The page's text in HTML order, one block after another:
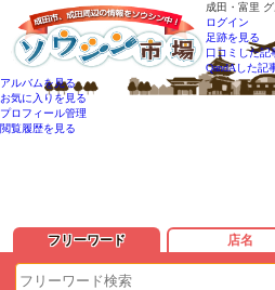
成田・富里
ログイン
足跡を見る
口コミした記
QandAした記
アルバムを見る
お気に入りを見る
プロフィール管理
閲覧履歴を見る
フリーワード 店名